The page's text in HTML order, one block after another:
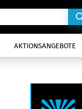
AKTIONSANGEBOTE